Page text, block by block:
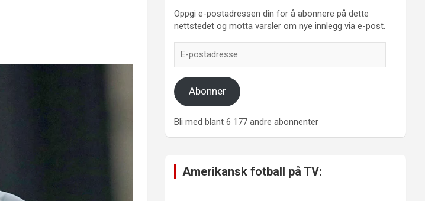
Oppgi e-postadressen din for å abonnere på dette
nettstedet og motta varsler om nye innlegg via e-post.
postadresse
Abonner
Bli med blant 6 177 andre abonnenter
Amerikansk fotball på TV: